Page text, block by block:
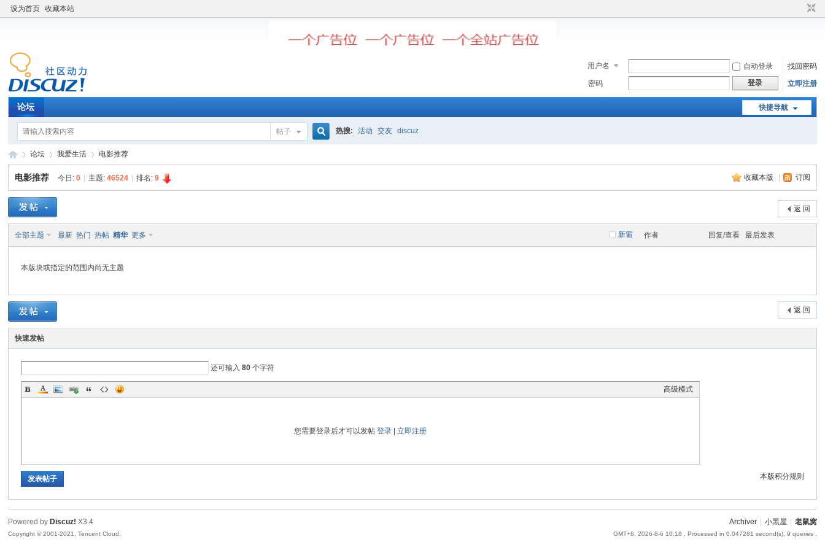
设为首页 收藏本站
用户名 自动登录
找回密码
密码
登录 立即注册
快捷导航
论坛
帖子 热搜: 活动 交友 discuz
鼠
»
论坛
›
我爱生活 电影推荐
收藏本版 订阅
电影推荐 今日:0 主题:46524 排名:9
返 回
新窗
全部主题 最新 热门 热帖 精华 更多 作者 回复/查看 最后发表
本版块或指定的范围内尚无主题
返 回
快速发帖
还可输入80 个字符
高级模式
您需要登录后才可以发帖 登录| 立即注册
本版积分规则
发表帖子
Archiver 小黑屋 老鼠窝
GMT+8, 2026-8-6 10:18 , Processed in 0.047281 second(s), 9 queries .
Powered by Discuz! X3.4
Copyright © 2001-2021, Tencent Cloud.